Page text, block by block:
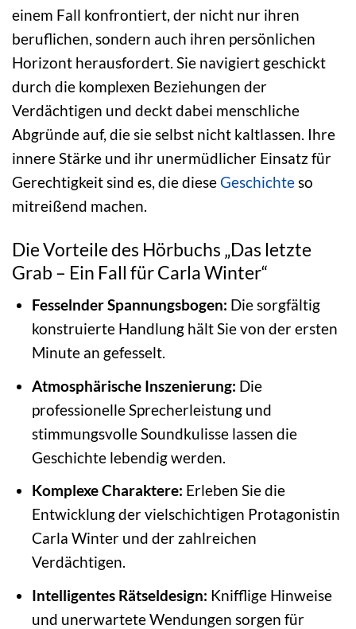
einem Fall konfrontiert, der nicht nur ihren
beruflichen, sondern auch ihren persönlichen
Horizont herausfordert. Sie navigiert geschickt
durch die komplexen Beziehungen der
Verdächtigen und deckt dabei menschliche
Abgründe auf, die sie selbst nicht kaltlassen. Ihre
innere Stärke und ihr unermüdlicher Einsatz für
Gerechtigkeit sind es, die dieseGeschichteso
mitreißend machen.
Die Vorteile des Hörbuchs „Das letzte
Grab – Ein Fall für Carla Winter“
Fesselnder Spannungsbogen: Die sorgfältig
konstruierte Handlung hält Sie von der ersten
Minute an gefesselt.
Atmosphärische Inszenierung: Die
professionelle Sprecherleistung und
stimmungsvolle Soundkulisse lassen die
Geschichte lebendig werden.
Komplexe Charaktere: Erleben Sie die
Entwicklung der vielschichtigen Protagonistin
Carla Winter und der zahlreichen
Verdächtigen.
Intelligentes Rätseldesign: Knifflige Hinweise
und unerwartete Wendungen sorgen für